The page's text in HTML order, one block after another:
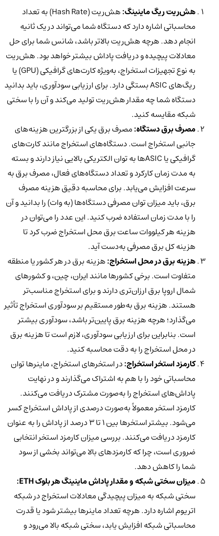
هش‌ریت ریگ ماینینگ:
هش‌ریت (Hash Rate) به تعداد
محاسباتی اشاره دارد که دستگاه شما می‌تواند در یک ثانیه
انجام دهد. هرچه هش‌ریت بالاتر باشد، شانس شما برای حل
معادلات پیچیده و دریافت پاداش بیشتر خواهد بود. هش‌ریت
به نوع تجهیزات استخراج، به‌ویژه کارت‌های گرافیکی (GPU) یا
ریگ‌های ASIC بستگی دارد. برای ارزیابی سودآوری، باید بدانید
دستگاه شما چه مقدار هش‌ریت تولید می‌کند و آن را با سختی
شبکه مقایسه کنید.
مصرف برق دستگاه:مصرف برق یکی از بزرگترین هزینه‌های
جانبی استخراج است. دستگاه‌های استخراج مانند کارت‌های
گرافیکی یا ASIC‌ها به توان الکتریکی بالایی نیاز دارند و بسته
به مدت زمان کارکرد و تعداد دستگاه‌های فعال، مصرف برق به
سرعت افزایش می‌یابد. برای محاسبه دقیق هزینه مصرف
برق، باید میزان توان مصرفی دستگاه‌ها (به وات) را بدانید و آن
را با مدت زمان استفاده ضرب کنید. این عدد را می‌توان در
هزینه هر کیلووات ساعت برق محل استخراج ضرب کرد تا
هزینه کل برق مصرفی به‌دست آید.
هزینه برق در محل استخراج:هزینه برق در هر کشور یا منطقه
متفاوت است. برخی کشورها مانند ایران، چین، و کشورهای
شمال اروپا برق ارزان‌تری دارند و برای استخراج مناسب‌تر
هستند. هزینه برق به‌طور مستقیم بر سودآوری استخراج تأثیر
می‌گذارد؛ هرچه هزینه برق پایین‌تر باشد، سودآوری بیشتر
است. بنابراین برای ارزیابی سودآوری، لازم است تا هزینه برق
در محل استخراج را به دقت محاسبه کنید.
کارمزد استخر استخراج:در استخرهای استخراج، ماینرها توان
محاسباتی خود را با هم به اشتراک می‌گذارند و در نهایت
پاداش‌های استخراج را به‌صورت مشترک دریافت می‌کنند.
کارمزد استخر معمولاً به‌صورت درصدی از پاداش استخراج کسر
می‌شود. بیشتر استخرها بین 1 تا 3 درصد از پاداش را به عنوان
کارمزد دریافت می‌کنند. بررسی میزان کارمزد استخر انتخابی
ضروری است، چرا که کارمزدهای بالا می‌تواند بخشی از سود
شما را کاهش دهد.
میزان سختی شبکه و مقدار پاداش ماینینگ هر بلوک ETH:
سختی شبکه به میزان پیچیدگی معادلات استخراج در شبکه
اتریوم اشاره دارد. هرچه تعداد ماینرها بیشتر شود یا قدرت
محاسباتی شبکه افزایش یابد، سختی شبکه بالا می‌رود و